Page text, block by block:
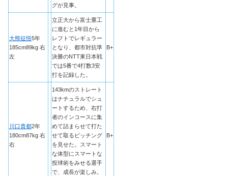
グが見事。
大熊征悟5年
185cm89kg 右
左
立正大から富士重工
に進むと1年目から
レフトでレギュラー
となり、都市対抗準
決勝のNTT東日本戦
では5番で4打数3安
打を記録した。
B+
川口貴都2年
180cm87kg 右
右
143kmのストレート
はナチュラルでシュ
ートするため、右打
者のインコースに集
めて詰まらせて打た
せて取るピッチング
を見せた。スマート
な体型にスマートな
投球術をみせる選手
で、成長が楽しみ。
B+